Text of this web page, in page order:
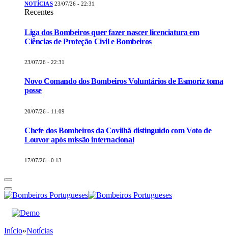
NOTÍCIAS 23/07/26 - 22:31
Recentes
Liga dos Bombeiros quer fazer nascer licenciatura em
Ciências de Proteção Civil e Bombeiros
23/07/26 - 22:31
Novo Comando dos Bombeiros Voluntários de Esmoriz toma
posse
20/07/26 - 11:09
Chefe dos Bombeiros da Covilhã distinguido com Voto de
Louvor após missão internacional
17/07/26 - 0:13
Início»Notícias